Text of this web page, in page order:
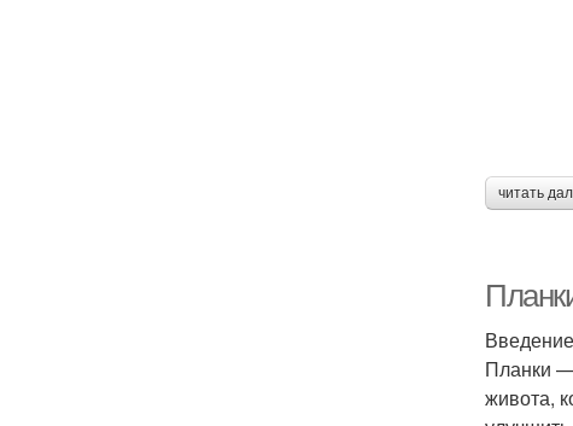
читать
Введение
Планки
живота,